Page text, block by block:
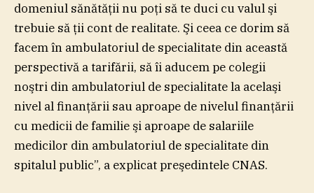
domeniul sănătăţii nu poţi să te duci cu valul şi
trebuie să ţii cont de realitate. Şi ceea ce dorim să
facem în ambulatoriul de specialitate din această
perspectivă a tarifării, să îi aducem pe colegii
noştri din ambulatoriul de specialitate la acelaşi
nivel al finanţării sau aproape de nivelul finanţării
cu medicii de familie şi aproape de salariile
medicilor din ambulatoriul de specialitate din
spitalul public”, a explicat preşedintele CNAS.